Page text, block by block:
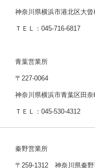
神奈川県横浜市港北区大曾
ＴＥＬ：045-716-6817
青葉営業所
〒227-0064
神奈川県横浜市青葉区田奈
ＴＥＬ：045-530-4312
秦野営業所
〒259-1312 神奈川県秦野